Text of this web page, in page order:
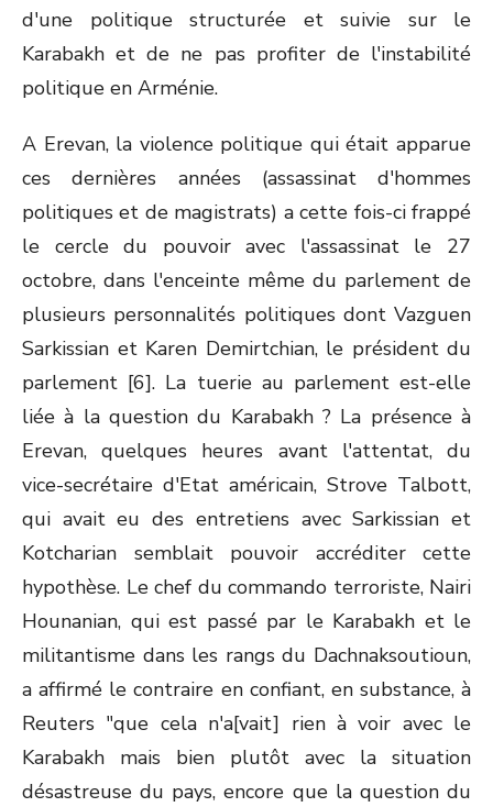
d'une politique structurée et suivie sur le
Karabakh et de ne pas profiter de l'instabilité
politique en Arménie.
A Erevan, la violence politique qui était apparue
ces dernières années (assassinat d'hommes
politiques et de magistrats) a cette fois-ci frappé
le cercle du pouvoir avec l'assassinat le 27
octobre, dans l'enceinte même du parlement de
plusieurs personnalités politiques dont Vazguen
Sarkissian et Karen Demirtchian, le président du
parlement [6]. La tuerie au parlement est-elle
liée à la question du Karabakh ? La présence à
Erevan, quelques heures avant l'attentat, du
vice-secrétaire d'Etat américain, Strove Talbott,
qui avait eu des entretiens avec Sarkissian et
Kotcharian semblait pouvoir accréditer cette
hypothèse. Le chef du commando terroriste, Nairi
Hounanian, qui est passé par le Karabakh et le
militantisme dans les rangs du Dachnaksoutioun,
a affirmé le contraire en confiant, en substance, à
Reuters "que cela n'a[vait] rien à voir avec le
Karabakh mais bien plutôt avec la situation
désastreuse du pays, encore que la question du